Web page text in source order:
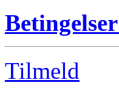
Tilmeld